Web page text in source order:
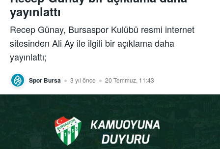
yayınlattı
Recep Günay, Bursaspor Kulübü resmi internet
sitesinden Ali Ay ile ilgili bir açıklama daha
yayınlattı;
Spor Bursa 3 yıl önce 20 Temmuz, 11:43